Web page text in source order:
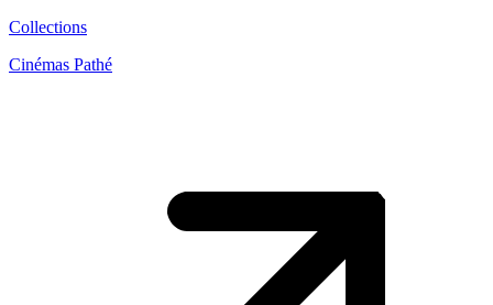
Collections
Cinémas Pathé